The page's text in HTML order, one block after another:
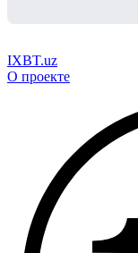
IXBT.uz
О проекте